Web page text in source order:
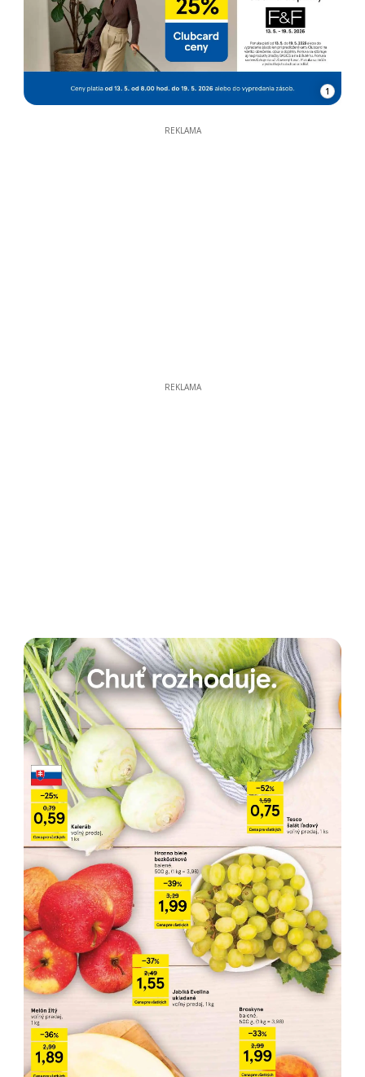
1
REKLAMA
REKLAMA